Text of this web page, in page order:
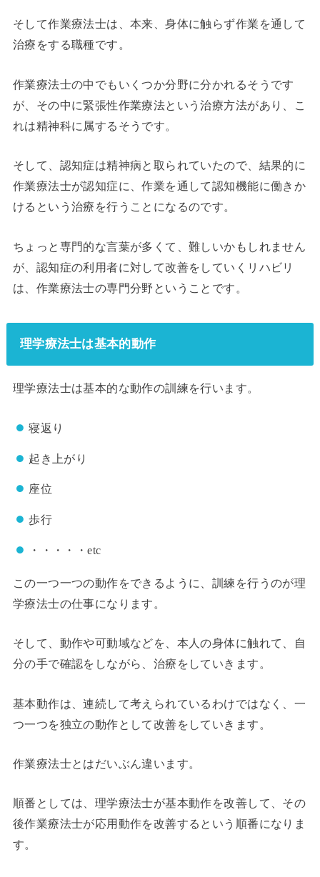
そして作業療法士は、本来、身体に触らず作業を通して
治療をする職種です。
作業療法士の中でもいくつか分野に分かれるそうです
が、その中に緊張性作業療法という治療方法があり、こ
れは精神科に属するそうです。
そして、認知症は精神病と取られていたので、結果的に
作業療法士が認知症に、作業を通して認知機能に働きか
けるという治療を行うことになるのです。
ちょっと専門的な言葉が多くて、難しいかもしれません
が、認知症の利用者に対して改善をしていくリハビリ
は、作業療法士の専門分野ということです。
理学療法士は基本的動作
理学療法士は基本的な動作の訓練を行います。
寝返り
起き上がり
座位
歩行
・・・・・etc
この一つ一つの動作をできるように、訓練を行うのが理
学療法士の仕事になります。
そして、動作や可動域などを、本人の身体に触れて、自
分の手で確認をしながら、治療をしていきます。
基本動作は、連続して考えられているわけではなく、一
つ一つを独立の動作として改善をしていきます。
作業療法士とはだいぶん違います。
順番としては、理学療法士が基本動作を改善して、その
後作業療法士が応用動作を改善するという順番になりま
す。